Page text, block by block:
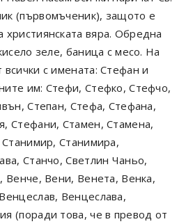
(първомъченик), защото е
християнската вяра. Обредна
зеле, баница с месо. На
всички с имената: Стефан и
им: Стефи, Стефко, Стефчо,
Степан, Стефа, Стефана,
Стефани, Стамен, Стамена,
Станимира,
Станчо, Светлин Чаньо,
Венче, Вени, Венета, Венка,
Венцеслава,
(поради това, че в превод от